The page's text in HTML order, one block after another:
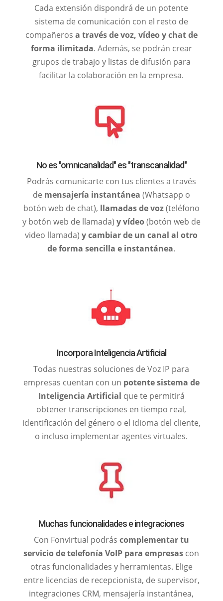
Cada extensión dispondrá de un potente
sistema de comunicación con el resto de
compañeros a través de voz, vídeo y chat de
forma ilimitada. Además, se podrán crear
grupos de trabajo y listas de difusión para
facilitar la colaboración en la empresa.
No es "omnicanalidad" es "transcanalidad"
Podrás comunicarte con tus clientes a través
de mensajería instantánea (Whatsapp o
botón web de chat), llamadas de voz(teléfono
y botón web de llamada) y vídeo(botón web de
video llamada) y cambiar de un canal al otro
de forma sencilla e instantánea.
Incorpora Inteligencia Artificial
Todas nuestras soluciones de Voz IP para
empresas cuentan con un potente sistema de
Inteligencia Artificial que te permitirá
obtener transcripciones en tiempo real,
identificación del género o el idioma del cliente,
o incluso implementar agentes virtuales.
Muchas funcionalidades e integraciones
Con Fonvirtual podrás complementar tu
servicio de telefonía VoIP para empresas con
otras funcionalidades y herramientas. Elige
entre licencias de recepcionista, de supervisor,
integraciones CRM, mensajería instantánea,